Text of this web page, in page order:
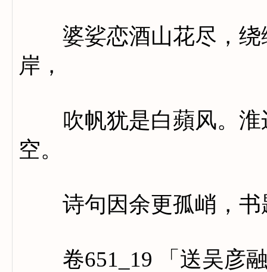
婆娑恋酒山花尽，绕
岸，
吹帆犹是白蘋风。淮
空。
诗句因余更孤峭，书
卷651_19 「送吴彦融